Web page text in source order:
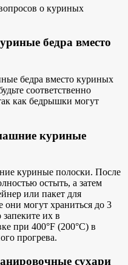
о куриных
бедра вместо
бедра вместо куриных
соответственно
как бедрышки могут
куриные
куриные полоски. После
остыть, а затем
или пакет для
они могут храниться до 3
их в
при 400°F (200°C) в
прогрева.
сухари